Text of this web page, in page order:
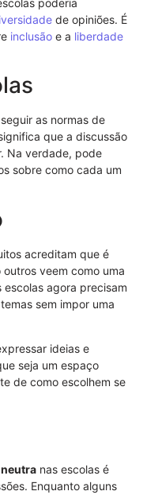
de opiniões. É
inclusão e a liberdade
as normas de
que a discussão
Na verdade, pode
sobre como cada um
acreditam que é
outros veem como uma
escolas agora precisam
sem impor uma
ideias e
seja um espaço
de como escolhem se
nas escolas é
Enquanto alguns